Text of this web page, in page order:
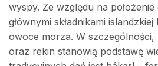
wyspy. Ze względu na
głównymi składnikami
owoce morza. W szczególności,
oraz rekin stanowią podstawę